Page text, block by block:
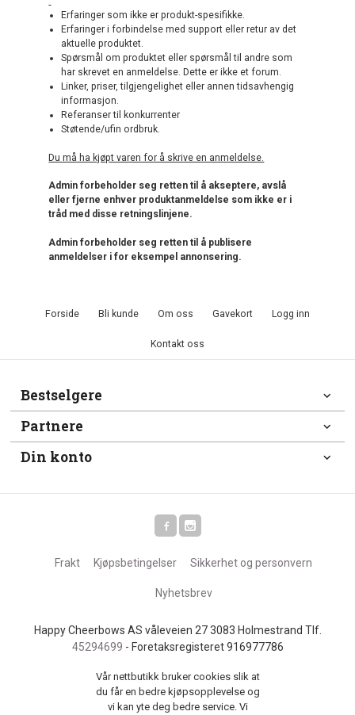
Erfaringer som ikke er produkt-spesifikke.
Erfaringer i forbindelse med support eller retur av det
aktuelle produktet.
Spørsmål om produktet eller spørsmål til andre som
har skrevet en anmeldelse. Dette er ikke et forum.
Linker, priser, tilgjengelighet eller annen tidsavhengig
informasjon.
Referanser til konkurrenter
Støtende/ufin ordbruk.
Du må ha kjøpt varen for å skrive en anmeldelse.
Admin forbeholder seg retten til å akseptere, avslå
eller fjerne enhver produktanmeldelse som ikke er i
tråd med disse retningslinjene.
Admin forbeholder seg retten til å publisere
anmeldelser i for eksempel annonsering.
Forside Bli kunde Om oss Gavekort Logg inn
Kontakt oss
Bestselgere
Partnere
Din konto
Frakt Kjøpsbetingelser Sikkerhet og personvern
Nyhetsbrev
Happy Cheerbows AS våleveien 27 3083 Holmestrand Tlf.
45294699 - Foretaksregisteret 916977786
Vår nettbutikk bruker cookies slik at
du får en bedre kjøpsopplevelse og
vi kan yte deg bedre service. Vi